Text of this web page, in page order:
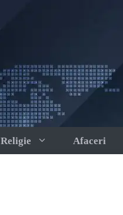
Religie Afaceri